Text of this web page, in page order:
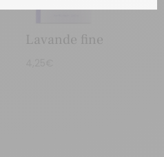
Lavande fine